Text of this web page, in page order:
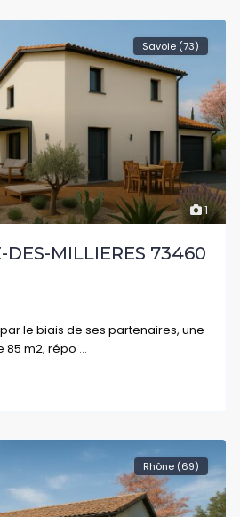
1
Savoie (73)
DES-MILLIERES 73460
le biais de ses partenaires, une
85 m2, répo
Rhône (69)